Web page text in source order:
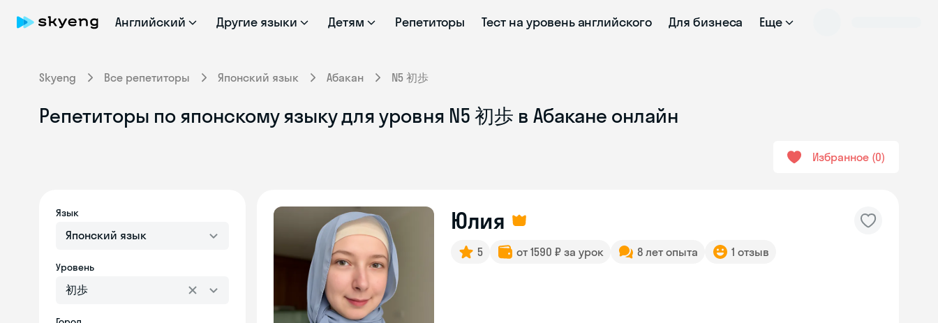
Английский Другие языки Детям Репетиторы Тест на уровень английского Для бизнеса Еще
Skyeng Все репетиторы Японский язык Абакан N5 初歩
Репетиторы по японскому языку для уровня N5 初歩 в Абакане онлайн
Избранное 0
Язык
Японский язык
Уровень
初歩
Юлия
5 от 1590 ₽ за урок 8 лет опыта 1 отзыв